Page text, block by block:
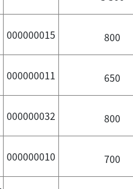
000000015 800
000000011 650
000000032 800
000000010 700